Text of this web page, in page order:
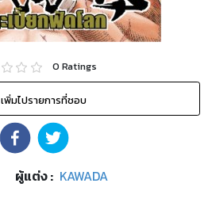
0 Ratings
เพิ่มไปรายการที่ชอบ
ผู้แต่ง : KAWADA